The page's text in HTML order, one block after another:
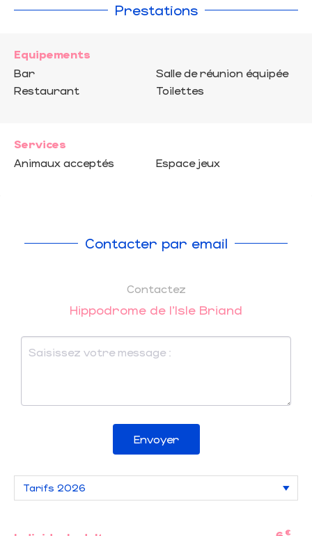
Prestations
Equipements
Bar
Restaurant
Salle de réunion équipée
Toilettes
Services
Animaux acceptés
Espace jeux
Contacter par email
Contactez
Hippodrome de l'Isle Briand
Envoyer
€